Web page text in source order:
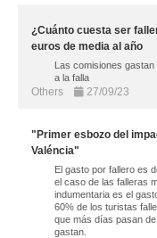
¿Cuánto cuesta ser
euros de media al año
Las comisiones
a la falla
Others 27/09/23
"Primer esbozo del
Valéncia"
El gasto por fallero es
el caso de las falleras
indumentaria es el
60% de los turistas
que más días pasan
gastan.